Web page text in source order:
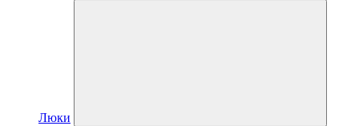
Люки